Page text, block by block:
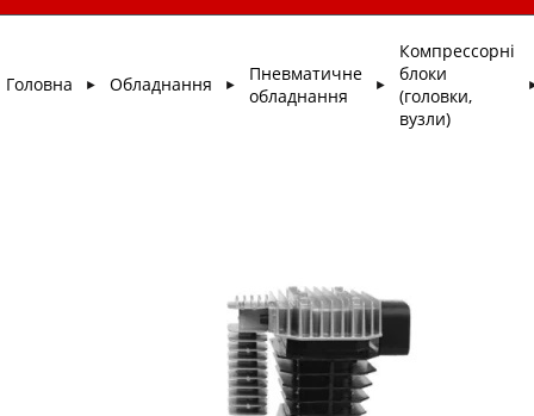
Головна ► Обладнання ►
Пневматичне
обладнання
►
Компрессорні
блоки
(головки,
вузли)